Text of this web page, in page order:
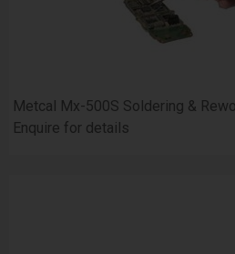
Metcal Mx-500S Soldering &
Enquire for details